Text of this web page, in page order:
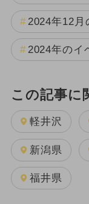
2024年12月
2024年のイ
この記事に
軽井沢
新潟県
福井県